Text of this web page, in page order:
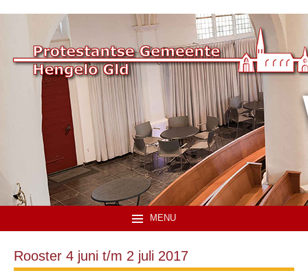
MENU
Rooster 4 juni t/m 2 juli 2017